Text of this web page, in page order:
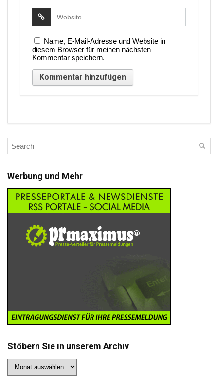
Name, E-Mail-Adresse und Website in
diesem Browser für meinen nächsten
Kommentar speichern.
Werbung und Mehr
Stöbern Sie in unserem Archiv
Sie